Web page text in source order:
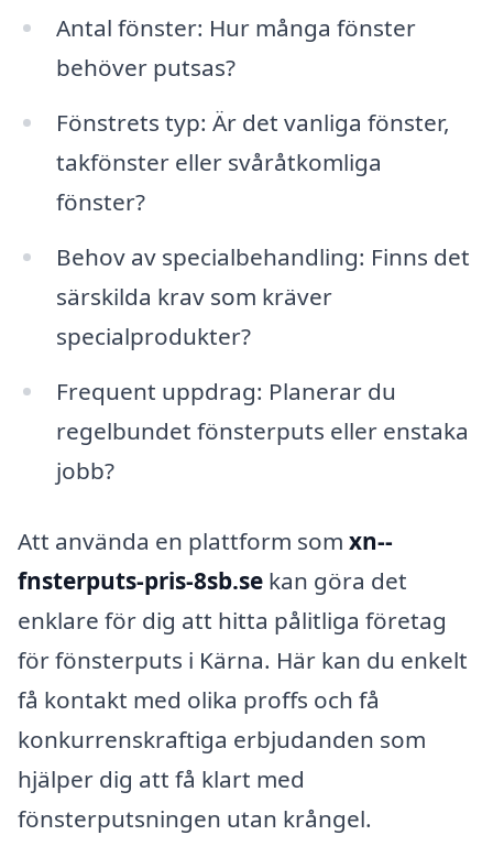
Antal fönster: Hur många fönster
behöver putsas?
Fönstrets typ: Är det vanliga fönster,
takfönster eller svåråtkomliga
fönster?
Behov av specialbehandling: Finns det
särskilda krav som kräver
specialprodukter?
Frequent uppdrag: Planerar du
regelbundet fönsterputs eller enstaka
jobb?
Att använda en plattform som xn--
fnsterputs-pris-8sb.se kan göra det
enklare för dig att hitta pålitliga företag
för fönsterputs i Kärna. Här kan du enkelt
få kontakt med olika proffs och få
konkurrenskraftiga erbjudanden som
hjälper dig att få klart med
fönsterputsningen utan krångel.